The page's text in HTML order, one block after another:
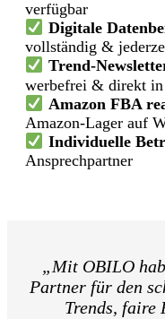
verfügbar
Digitale
vollständig &
Trend-
werbefrei & direkt in
Amazon FBA
Amazon-Lager auf
Individuelle
Ansprechpartner
„Mit OBILO
Partner für den
Trends, faire